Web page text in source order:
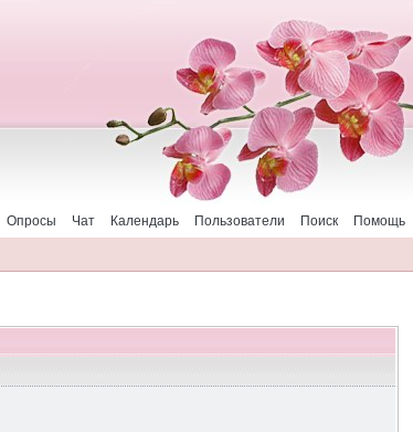
Помощь
Поиск
Пользователи
Календарь
Чат
Опросы